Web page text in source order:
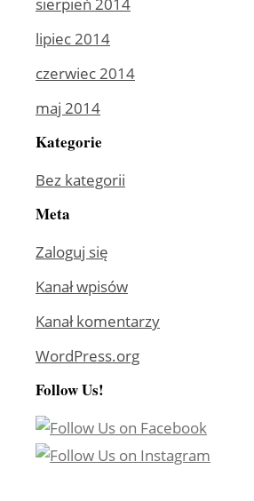
lipiec 2014
czerwiec 2014
maj 2014
Kategorie
Bez kategorii
Meta
Zaloguj się
Kanał wpisów
Kanał komentarzy
WordPress.org
Follow Us!